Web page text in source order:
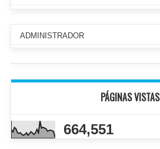
ADMINISTRADOR
PÁGINAS VISTAS
664,551